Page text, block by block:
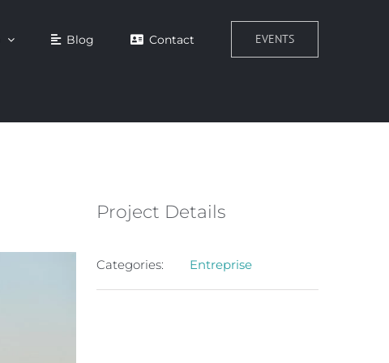
Blog Contact EVENTS
Project Details
Categories: Entreprise